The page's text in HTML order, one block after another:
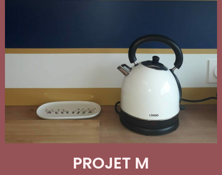
PROJET M